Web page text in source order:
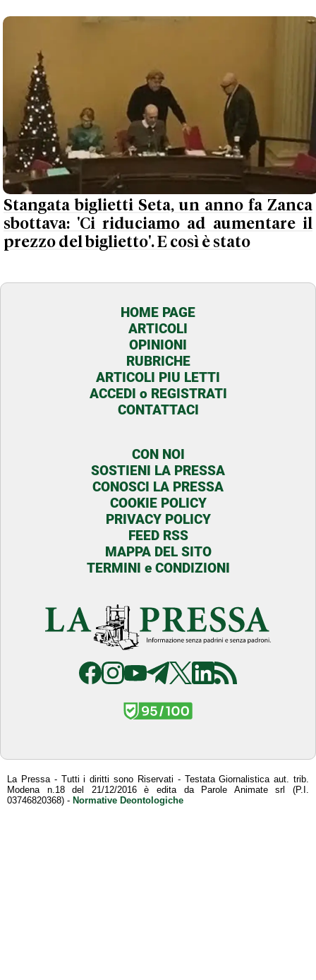
Stangata biglietti Seta, un anno fa Zanca
sbottava: 'Ci riduciamo ad aumentare il
prezzo del biglietto'. E così è stato
HOME PAGE
ARTICOLI
OPINIONI
RUBRICHE
ARTICOLI PIU LETTI
ACCEDI o REGISTRATI
CONTATTACI
CON NOI
SOSTIENI LA PRESSA
CONOSCI LA PRESSA
COOKIE POLICY
PRIVACY POLICY
FEED RSS
MAPPA DEL SITO
TERMINI e CONDIZIONI
La Pressa - Tutti i diritti sono Riservati - Testata Giornalistica aut. trib.
Modena n.18 del 21/12/2016 è edita da Parole Animate srl (P.I.
03746820368) - Normative Deontologiche